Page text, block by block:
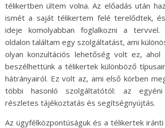
télikertben ültem volna. Az előadás után
ismét a saját télikertem felé terelődtek,
ideje komolyabban foglalkozni a tervvel.
oldalon találtam egy szolgáltatást, ami
olyan konzultációs lehetőség volt ez, ahol
beszélhettünk a télikertek különböző
hátrányairól. Ez volt az, ami első körben
többi hasonló szolgáltatótól: az
részletes tájékoztatás és segítségnyújtás.
Az ügyfélközpontúságuk és a télikertek